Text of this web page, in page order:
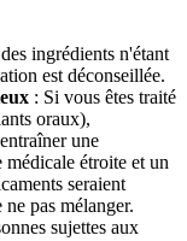
ingrédients n'étant
est déconseillée.
: Si vous êtes traité
oraux),
une
étroite et un
seraient
pas mélanger.
sujettes aux